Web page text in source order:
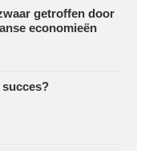
getroffen door
economieën